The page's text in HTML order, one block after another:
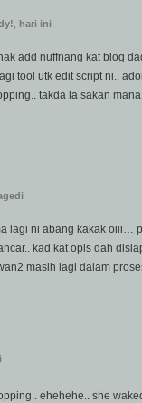
hari ini
add nuffnang kat blog
tool utk edit script ni..
takda la sakan
lagi ni abang kakak oiii…
kad kat opis dah
masih lagi dalam
ehehehe.. she